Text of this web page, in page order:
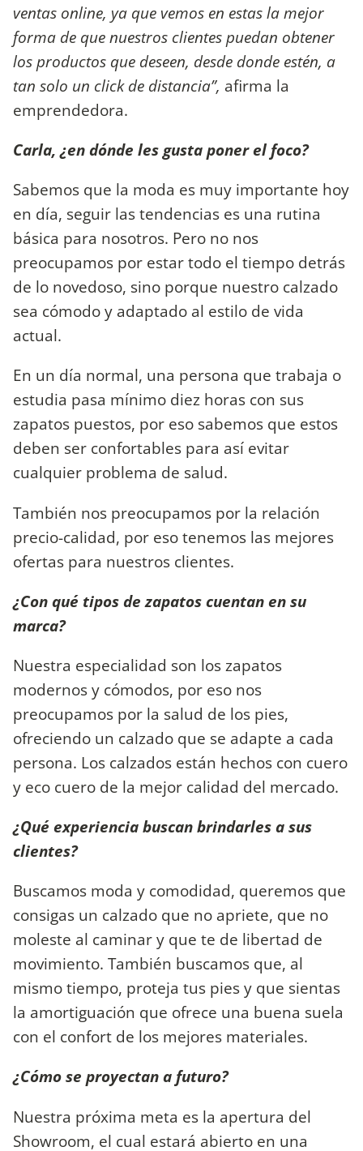
ventas online, ya que vemos en estas la mejor
forma de que nuestros clientes puedan obtener
los productos que deseen, desde donde estén, a
tan solo un click de distancia”, afirma la
emprendedora.
Carla, ¿en dónde les gusta poner el foco?
Sabemos que la moda es muy importante hoy
en día, seguir las tendencias es una rutina
básica para nosotros. Pero no nos
preocupamos por estar todo el tiempo detrás
de lo novedoso, sino porque nuestro calzado
sea cómodo y adaptado al estilo de vida
actual.
En un día normal, una persona que trabaja o
estudia pasa mínimo diez horas con sus
zapatos puestos, por eso sabemos que estos
deben ser confortables para así evitar
cualquier problema de salud.
También nos preocupamos por la relación
precio-calidad, por eso tenemos las mejores
ofertas para nuestros clientes.
¿Con qué tipos de zapatos cuentan en su
marca?
Nuestra especialidad son los zapatos
modernos y cómodos, por eso nos
preocupamos por la salud de los pies,
ofreciendo un calzado que se adapte a cada
persona. Los calzados están hechos con cuero
y eco cuero de la mejor calidad del mercado.
¿Qué experiencia buscan brindarles a sus
clientes?
Buscamos moda y comodidad, queremos que
consigas un calzado que no apriete, que no
moleste al caminar y que te de libertad de
movimiento. También buscamos que, al
mismo tiempo, proteja tus pies y que sientas
la amortiguación que ofrece una buena suela
con el confort de los mejores materiales.
¿Cómo se proyectan a futuro?
Nuestra próxima meta es la apertura del
Showroom, el cual estará abierto en una